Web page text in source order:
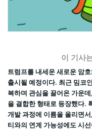
이 기사
트럼프를 내세운 새로운 암
출시될 예정이다. 최근 밈코
복하며 관심을 끌어온 가운
을 결합한 형태로 등장했다.
개발 과정에 이름을 올리면
티와의 연계 가능성에도 시